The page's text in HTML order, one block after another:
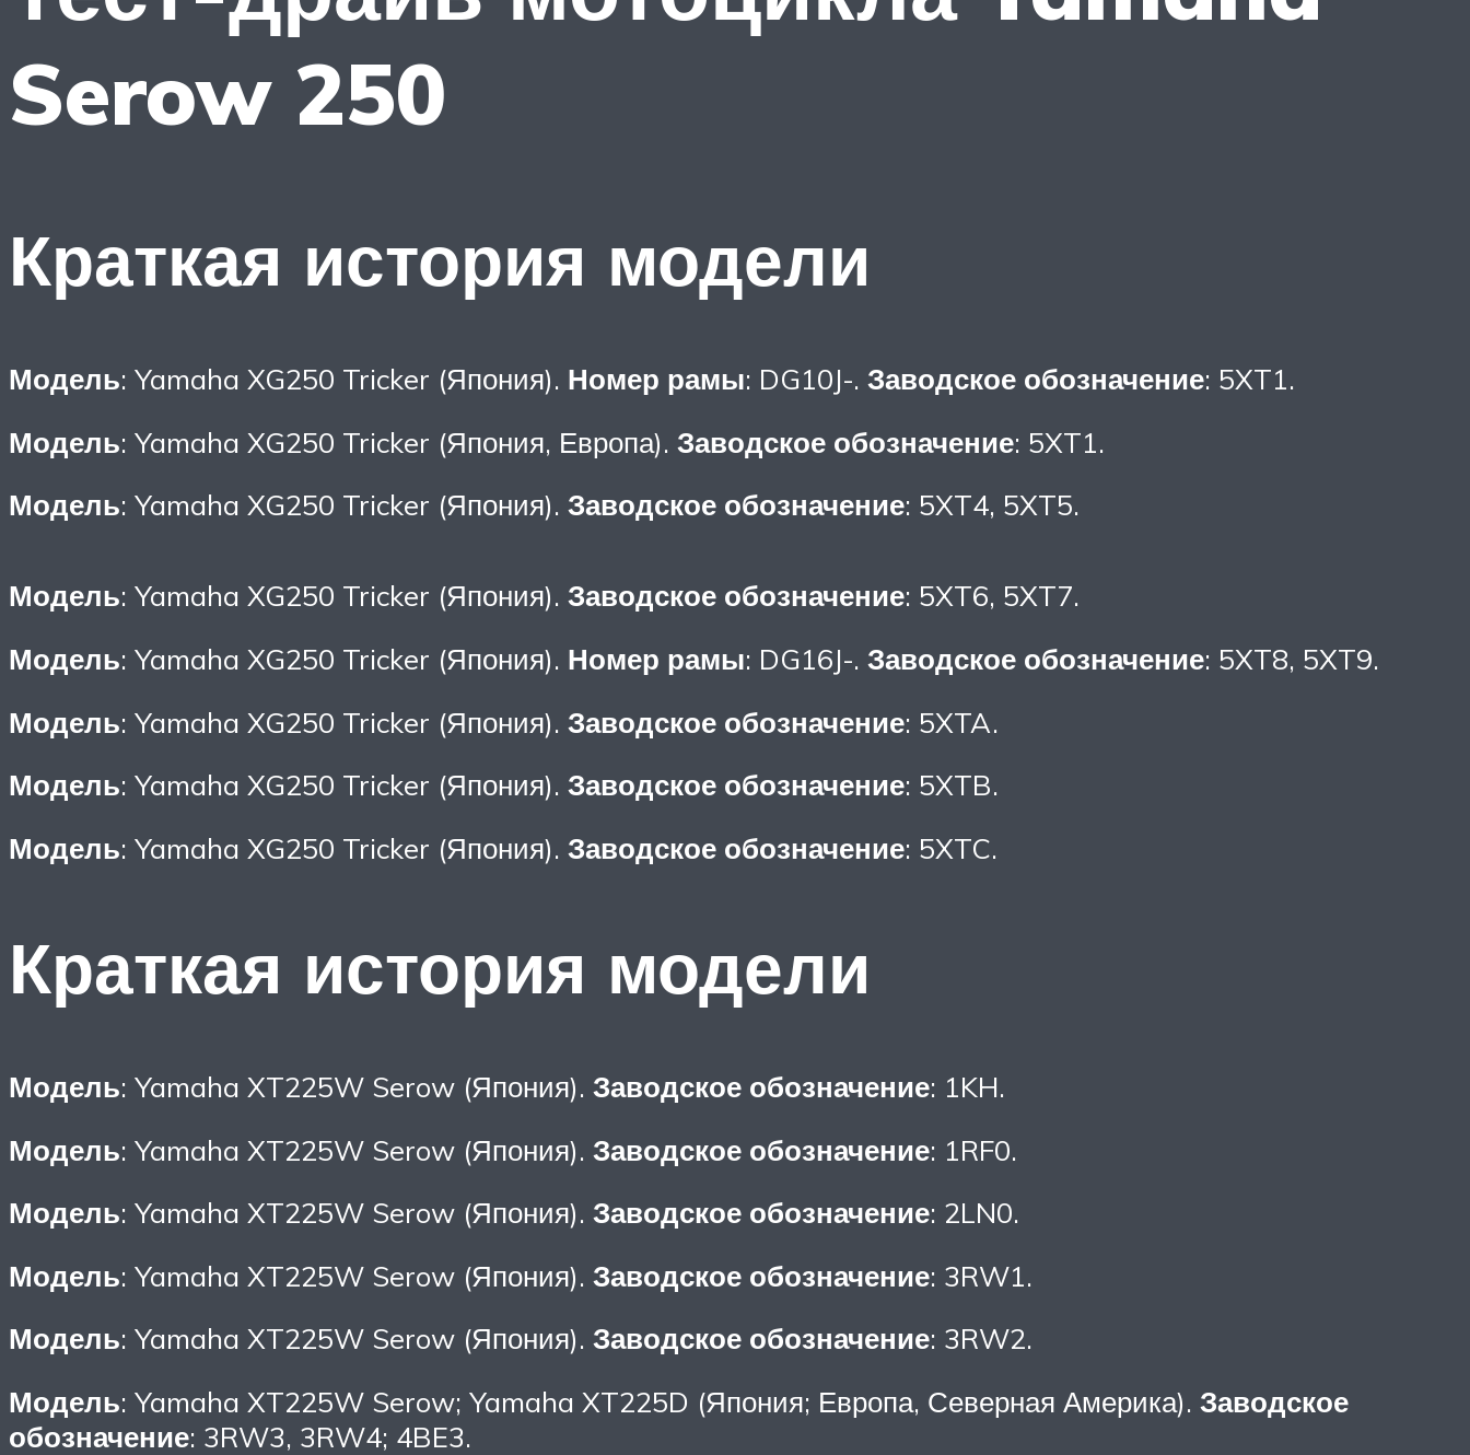
Serow 250
Краткая история модели
Модель: Yamaha XG250 Tricker (Япония). Номер рамы: DG10J-. Заводское обозначение: 5XT1.
Модель: Yamaha XG250 Tricker (Япония, Европа). Заводское обозначение: 5XT1.
Модель: Yamaha XG250 Tricker (Япония). Заводское обозначение: 5XT4, 5XT5.
Модель: Yamaha XG250 Tricker (Япония). Заводское обозначение: 5XT6, 5XT7.
Модель: Yamaha XG250 Tricker (Япония). Номер рамы: DG16J-. Заводское обозначение: 5XT8, 5XT9.
Модель: Yamaha XG250 Tricker (Япония). Заводское обозначение: 5XTA.
Модель: Yamaha XG250 Tricker (Япония). Заводское обозначение: 5XTB.
Модель: Yamaha XG250 Tricker (Япония). Заводское обозначение: 5XTC.
Краткая история модели
Модель: Yamaha XT225W Serow (Япония). Заводское обозначение: 1KH.
Модель: Yamaha XT225W Serow (Япония). Заводское обозначение: 1RF0.
Модель: Yamaha XT225W Serow (Япония). Заводское обозначение: 2LN0.
Модель: Yamaha XT225W Serow (Япония). Заводское обозначение: 3RW1.
Модель: Yamaha XT225W Serow (Япония). Заводское обозначение: 3RW2.
Модель: Yamaha XT225W Serow; Yamaha XT225D (Япония; Европа, Северная Америка). Заводское
обозначение: 3RW3, 3RW4; 4BE3.